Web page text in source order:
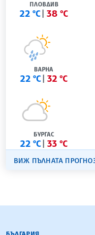
ПЛОВДИВ
22 °C 38 °C
ВАРНА
22 °C 32 °C
БУРГАС
22 °C 33 °C
ВИЖ ПЪЛНАТА
БЪЛГАРСКА